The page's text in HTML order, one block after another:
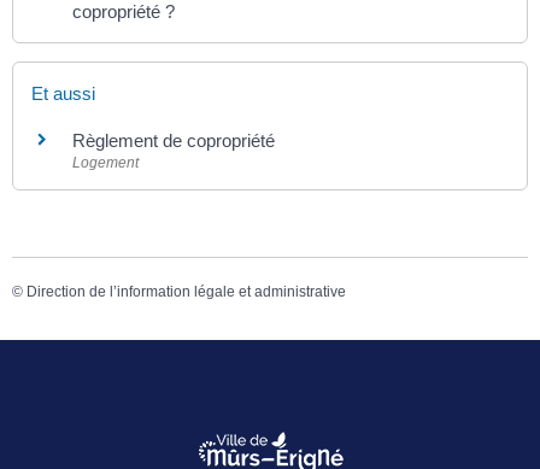
copropriété ?
Et aussi
Règlement de copropriété
Logement
© Direction de l’information légale et administrative